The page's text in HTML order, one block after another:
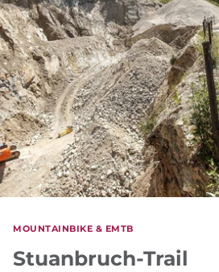
MOUNTAINBIKE & EMTB
Stuanbruch-Trail